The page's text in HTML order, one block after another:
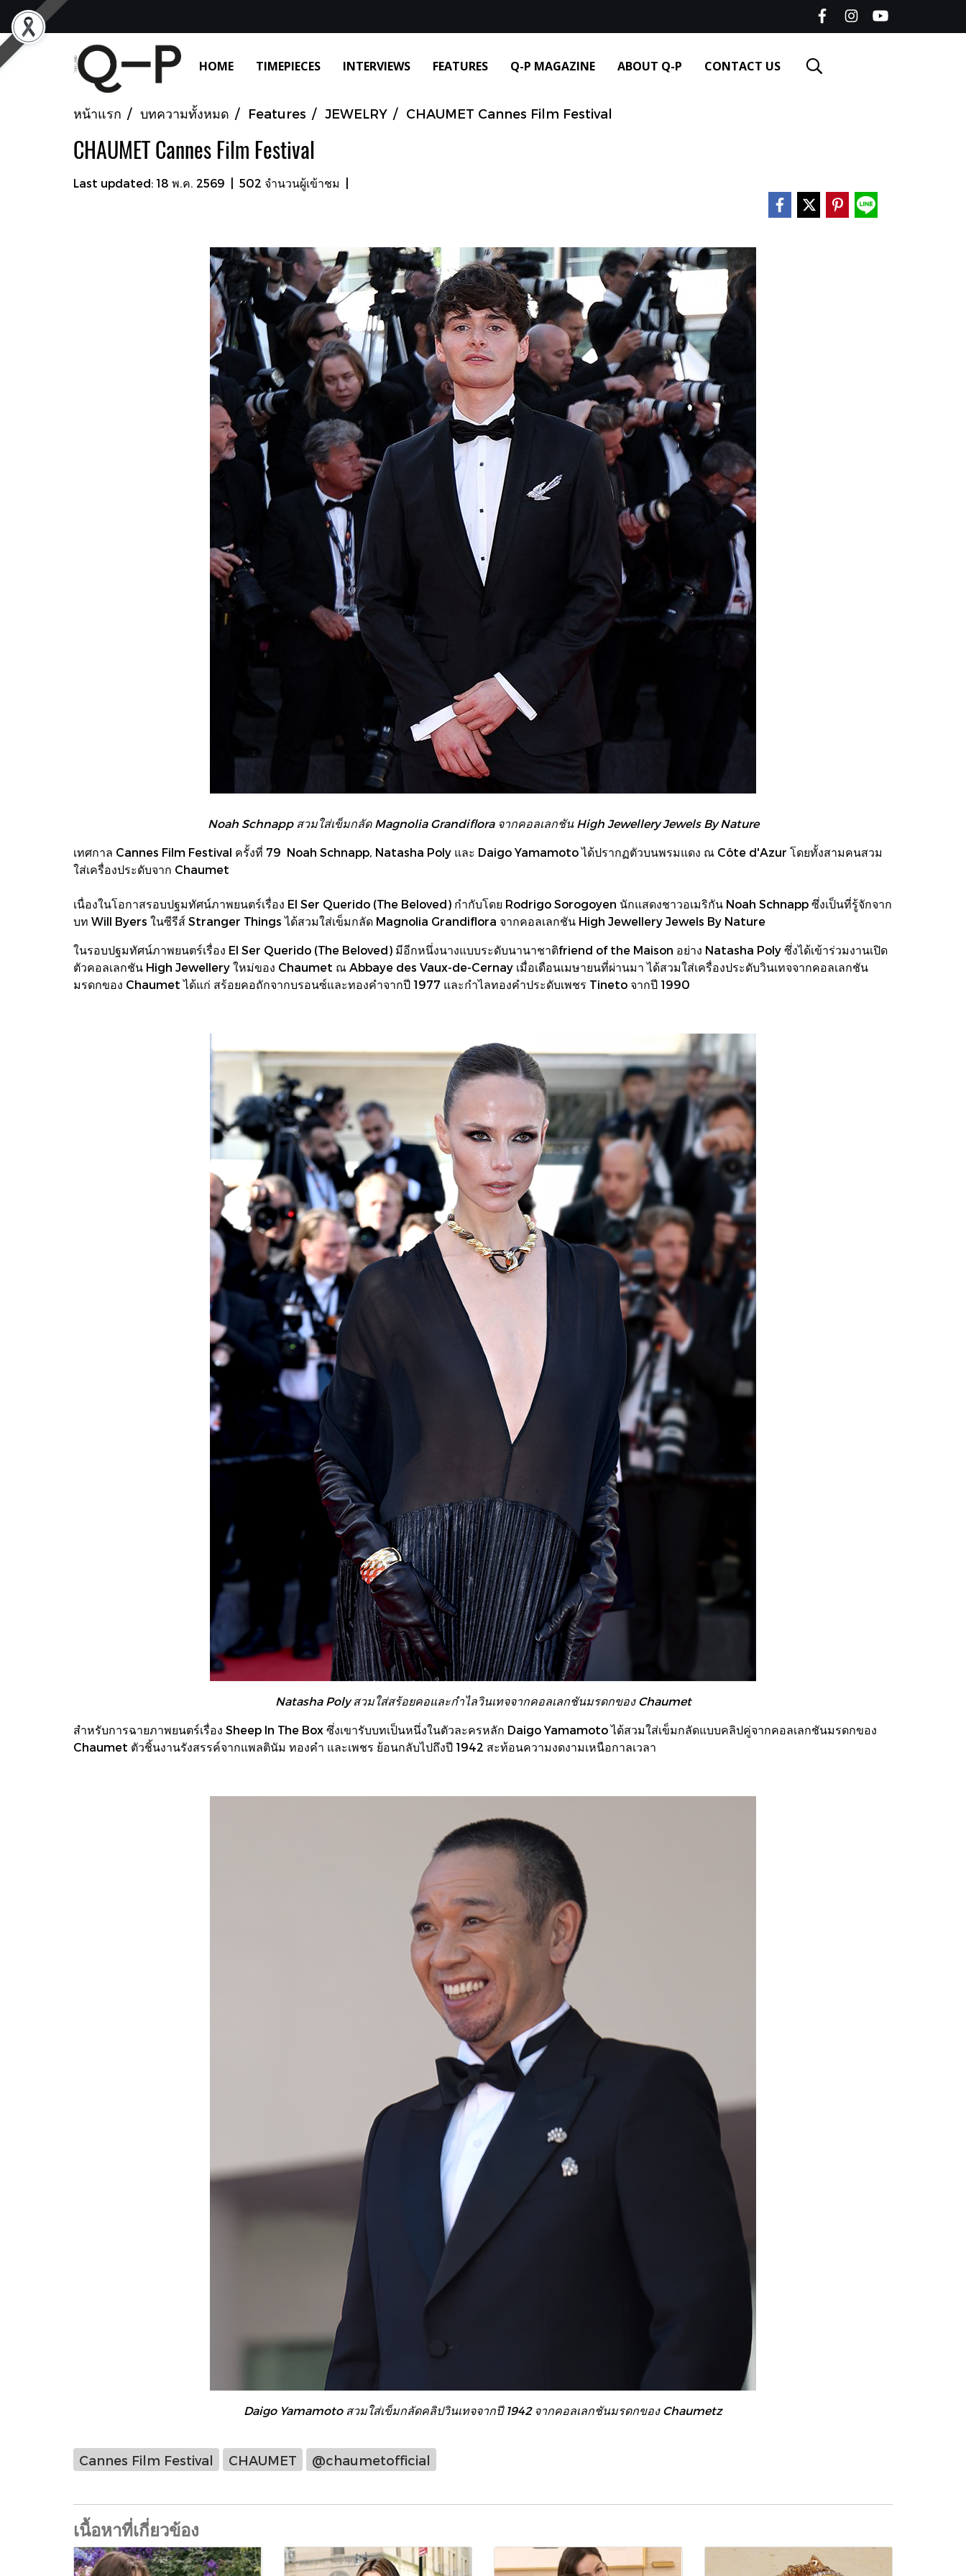
HOME TIMEPIECES INTERVIEWS FEATURES Q-P MAGAZINE ABOUT Q-P CONTACT US
หน้าแรก บทความทั้งหมด Features JEWELRY CHAUMET Cannes Film Festival
CHAUMET Cannes Film Festival
Last updated: 18 พ.ค. 2569 502 จำนวนผู้เข้าชม
Noah Schnapp สวมใส่เข็มกลัด Magnolia Grandiflora จากคอลเลกชัน High Jewellery Jewels By Nature
เทศกาล Cannes Film Festival ครั้งที่ 79 Noah Schnapp, Natasha Poly และ Daigo Yamamoto ได้ปรากฏตัวบนพรมแดง ณ Côte d'Azur โดยทั้งสามคนสวม
ใส่เครื่องประดับจาก Chaumet
เนื่องในโอกาสรอบปฐมทัศน์ภาพยนตร์เรื่อง El Ser Querido (The Beloved) กำกับโดย Rodrigo Sorogoyen นักแสดงชาวอเมริกัน Noah Schnapp ซึ่งเป็นที่รู้จักจาก
บท Will Byers ในซีรีส์ Stranger Things ได้สวมใส่เข็มกลัด Magnolia Grandiflora จากคอลเลกชัน High Jewellery Jewels By Nature
ในรอบปฐมทัศน์ภาพยนตร์เรื่อง El Ser Querido (The Beloved) มีอีกหนึ่งนางแบบระดับนานาชาติfriend of the Maison อย่าง Natasha Poly ซึ่งได้เข้าร่วมงานเปิด
ตัวคอลเลกชัน High Jewellery ใหม่ของ Chaumet ณ Abbaye des Vaux-de-Cernay เมื่อเดือนเมษายนที่ผ่านมา ได้สวมใส่เครื่องประดับวินเทจจากคอลเลกชัน
มรดกของ Chaumet ได้แก่ สร้อยคอถักจากบรอนซ์และทองคำจากปี 1977 และกำไลทองคำประดับเพชร Tineto จากปี 1990
Natasha Poly สวมใส่สร้อยคอและกำไลวินเทจจากคอลเลกชันมรดกของ Chaumet
สำหรับการฉายภาพยนตร์เรื่อง Sheep In The Box ซึ่งเขารับบทเป็นหนึ่งในตัวละครหลัก Daigo Yamamoto ได้สวมใส่เข็มกลัดแบบคลิปคู่จากคอลเลกชันมรดกของ
Chaumet ตัวชิ้นงานรังสรรค์จากแพลตินัม ทองคำ และเพชร ย้อนกลับไปถึงปี 1942 สะท้อนความงดงามเหนือกาลเวลา
Daigo Yamamoto สวมใส่เข็มกลัดคลิปวินเทจจากปี 1942 จากคอลเลกชันมรดกของ Chaumetz
Cannes Film Festival CHAUMET @chaumetofficial
เนื้อหาที่เกี่ยวข้อง